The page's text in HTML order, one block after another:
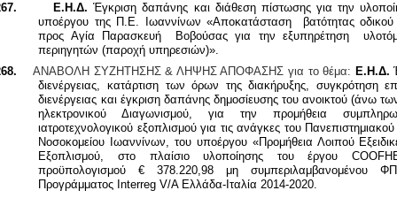
Ε.Η.Δ.Έγκριση δαπάνης και διάθεση πίστωσης για την
υποέργου της Π.Ε. Ιωαννίνων «Αποκατάσταση βατότητας οδικού
προς Αγία Παρασκευή Βοβούσας για την εξυπηρέτηση
περιηγητών (παροχή υπηρεσιών)».
ΑΝΑΒΟΛΗ ΣΥΖΗΤΗΣΗΣ & ΛΗΨΗΣ ΑΠΟΦΑΣΗΣ για το θέμα: Ε.Η.Δ.
διενέργειας, κατάρτιση των όρων της διακήρυξης, συγκρότηση
διενέργειας και έγκριση δαπάνης δημοσίευσης του ανοικτού (άνω
ηλεκτρονικού Διαγωνισμού,για την προμήθεια
ιατροτεχνολογικού εξοπλισμού για τις ανάγκες του Πανεπιστημιακού
Νοσοκομείου Ιωαννίνων, του υποέργου «Προμήθεια Λοιπού
Εξοπλισμού, στο πλαίσιο υλοποίησης του έργου
προϋπολογισμού € 378.220,98 μη συμπεριλαμβανομένου
Προγράμματος Interreg V/A Ελλάδα-Ιταλία 2014-2020.